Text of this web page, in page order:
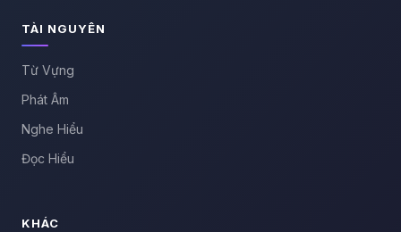
TÀI NGUYÊN
Từ Vựng
Phát Âm
Nghe Hiểu
Đọc Hiểu
KHÁC